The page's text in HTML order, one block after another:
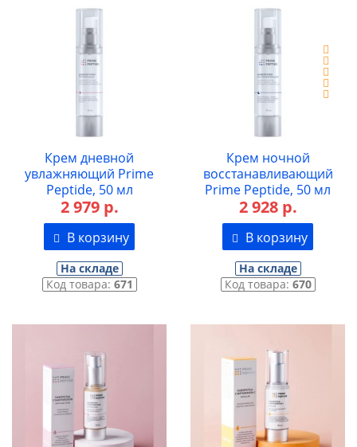
Крем дневной
увлажняющий Prime
Peptide, 50 мл
2 979 р.
В корзину
На складе
Код товара: 671
Крем ночной
восстанавливающий
Prime Peptide, 50 мл
2 928 р.
В корзину
На складе
Код товара: 670